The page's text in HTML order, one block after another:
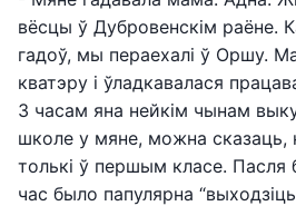
вёсцы ў Дубровенскім раёне.
гадоў, мы пераехалі ў Оршу.
кватэру і ўладкавалася
З часам яна нейкім чынам
школе у мяне, можна сказаць,
толькі ў першым класе. Пасля
час было папулярна